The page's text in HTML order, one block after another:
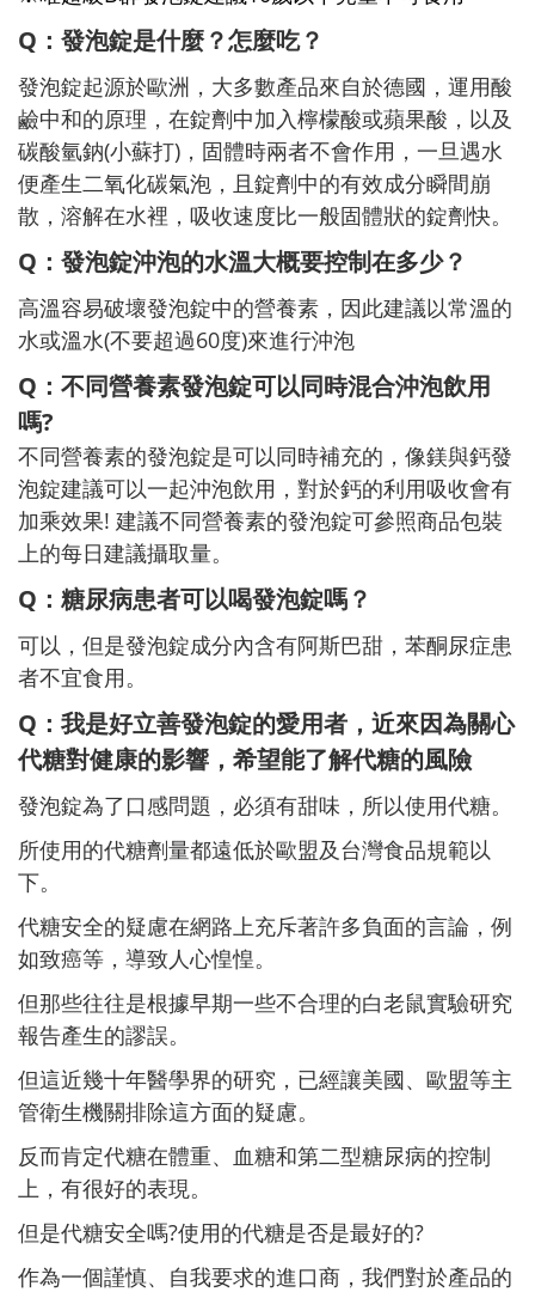
Q ：發泡錠是什麼？怎麼吃？
發泡錠起源於歐洲，大多數產品來自於德國，運用酸
鹼中和的原理，在錠劑中加入檸檬酸或蘋果酸，以及
碳酸氫鈉(小蘇打)，固體時兩者不會作用，一旦遇水
便產生二氧化碳氣泡，且錠劑中的有效成分瞬間崩
散，溶解在水裡，吸收速度比一般固體狀的錠劑快。
Q ：發泡錠沖泡的水溫大概要控制在多少？
高溫容易破壞發泡錠中的營養素，因此建議以常溫的
水或溫水(不要超過60度)來進行沖泡
Q：不同營養素發泡錠可以同時混合沖泡飲用
嗎?
不同營養素的發泡錠是可以同時補充的，像鎂與鈣發
泡錠建議可以一起沖泡飲用，對於鈣的利用吸收會有
加乘效果! 建議不同營養素的發泡錠可參照商品包裝
上的每日建議攝取量。
Q ：糖尿病患者可以喝發泡錠嗎？
可以，但是發泡錠成分內含有阿斯巴甜，苯酮尿症患
者不宜食用。
Q ：我是好立善發泡錠的愛用者，近來因為關心
代糖對健康的影響，希望能了解代糖的風險
發泡錠為了口感問題，必須有甜味，所以使用代糖。
所使用的代糖劑量都遠低於歐盟及台灣食品規範以
下。
代糖安全的疑慮在網路上充斥著許多負面的言論，例
如致癌等，導致人心惶惶。
但那些往往是根據早期一些不合理的白老鼠實驗研究
報告產生的謬誤。
但這近幾十年醫學界的研究，已經讓美國、歐盟等主
管衛生機關排除這方面的疑慮。
反而肯定代糖在體重、血糖和第二型糖尿病的控制
上，有很好的表現。
但是代糖安全嗎?使用的代糖是否是最好的?
作為一個謹慎、自我要求的進口商，我們對於產品的